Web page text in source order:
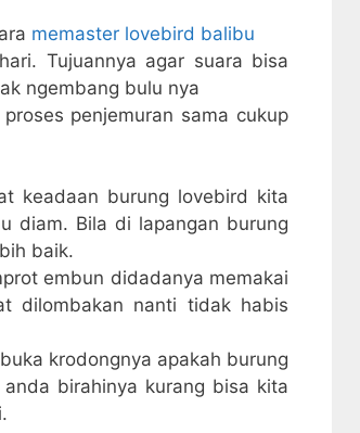
memaster lovebird balibu
Tujuannya agar suara bisa
ngembang bulu nya
penjemuran sama cukup
keadaan burung lovebird kita
diam. Bila di lapangan burung
baik.
embun didadanya memakai
dilombakan nanti tidak habis
krodongnya apakah burung
birahinya kurang bisa kita